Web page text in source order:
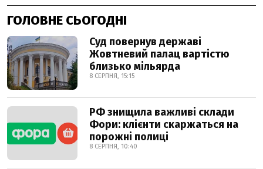
ГОЛОВНЕ СЬОГОДНІ
Суд повернув державі
Жовтневий палац вартістю
близько мільярда
8 СЕРПНЯ, 15:15
РФ знищила важливі склади
Фори: клієнти скаржаться на
порожні полиці
8 СЕРПНЯ, 10:40